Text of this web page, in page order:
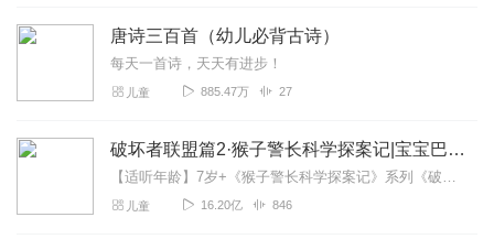
2023-04-03
听友448942882
2023-03-24
听友404633682
唐诗三百首（幼儿必背古诗）
每天一首诗，天天有进步！
儿童 885.47万 27
破坏者联盟篇2·猴子警长科学探案记|宝宝巴士故事
【适听年龄】7岁+《猴子警长科学探案记》系列《破坏者联盟篇1·猴子警长科学探案记》>>>《破坏者联盟篇2·猴子警长科学探案记》>>>《破坏者联盟篇3·猴子警长科...
儿童 16.20亿 846